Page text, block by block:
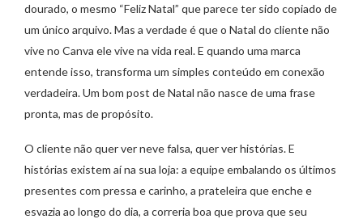
dourado, o mesmo “Feliz Natal” que parece ter sido copiado de
um único arquivo. Mas a verdade é que o Natal do cliente não
vive no Canva ele vive na vida real. E quando uma marca
entende isso, transforma um simples conteúdo em conexão
verdadeira. Um bom post de Natal não nasce de uma frase
pronta, mas de propósito.
O cliente não quer ver neve falsa, quer ver histórias. E
histórias existem aí na sua loja: a equipe embalando os últimos
presentes com pressa e carinho, a prateleira que enche e
esvazia ao longo do dia, a correria boa que prova que seu